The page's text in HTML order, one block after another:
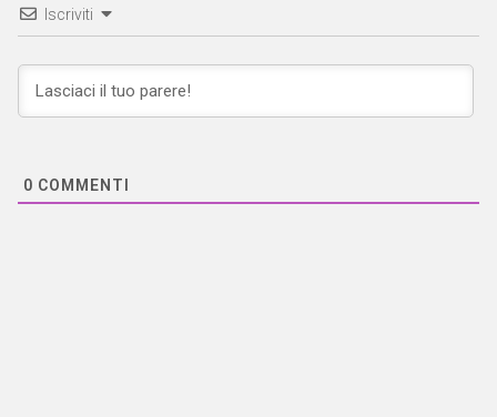
Iscriviti
0 COMMENTI